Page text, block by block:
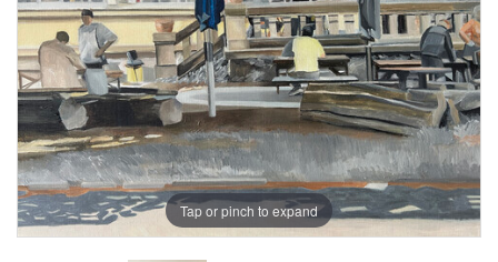
Tap or pinch to expand